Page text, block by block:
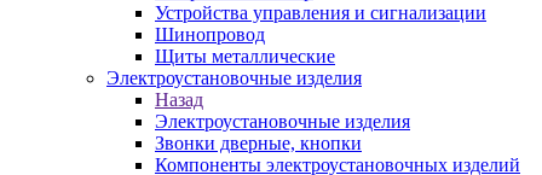
Устройства управления и сигнализации
Шинопровод
Щиты металлические
Электроустановочные изделия
Назад
Электроустановочные изделия
Звонки дверные, кнопки
Компоненты электроустановочных изделий